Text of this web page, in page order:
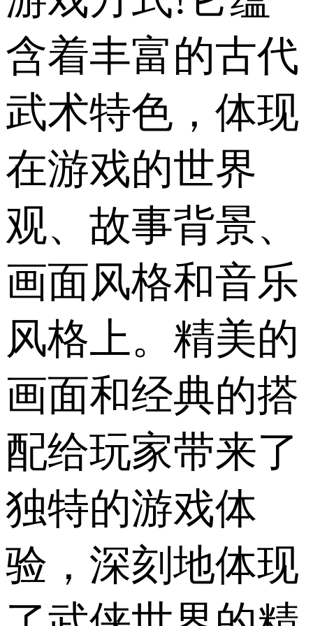
含着丰富的古代
武术特色，体现
在游戏的世界
观、故事背景、
画面风格和音乐
风格上。精美的
画面和经典的搭
配给玩家带来了
独特的游戏体
验，深刻地体现